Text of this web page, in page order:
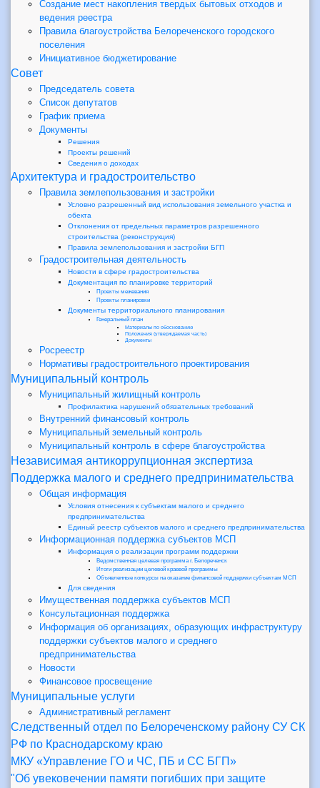
Создание мест накопления твердых бытовых отходов и
ведения реестра
Правила благоустройства Белореченского городского
поселения
Инициативное бюджетирование
Совет
Председатель совета
Список депутатов
График приема
Документы
Решения
Проекты решений
Сведения о доходах
Архитектура и градостроительство
Правила землепользования и застройки
Условно разрешенный вид использования земельного участка и
обекта
Отклонения от предельных параметров разрешенного
строительства (реконструкция)
Правила землепользования и застройки БГП
Градостроительная деятельность
Новости в сфере градостроительства
Документация по планировке территорий
Проекты межевания
Проекты планировки
Документы территориального планирования
Генеральный план
Материалы по обоснованию
Положения (утверждаемая часть)
Документы
Росреестр
Нормативы градостроительного проектирования
Муниципальный контроль
Муниципальный жилищный контроль
Профилактика нарушений обязательных требований
Внутренний финансовый контроль
Муниципальный земельный контроль
Муниципальный контроль в сфере благоустройства
Независимая антикоррупционная экспертиза
Поддержка малого и среднего предпринимательства
Общая информация
Условия отнесения к субъектам малого и среднего
предпринимательства
Единый реестр субъектов малого и среднего предпринимательства
Информационная поддержка субъектов МСП
Информация о реализации программ поддержки
Ведомственная целевая программа г. Белореченск
Итоги реализации целевой краевой программы
Объявленные конкурсы на оказание финансовой поддержки субъектам МСП
Для сведения
Имущественная поддержка субъектов МСП
Консультационная поддержка
Информация об организациях, образующих инфраструктуру
поддержки субъектов малого и среднего
предпринимательства
Новости
Финансовое просвещение
Муниципальные услуги
Административный регламент
Следственный отдел по Белореченскому району СУ СК
РФ по Краснодарскому краю
МКУ «Управление ГО и ЧС, ПБ и СС БГП»
"Об увековечении памяти погибших при защите